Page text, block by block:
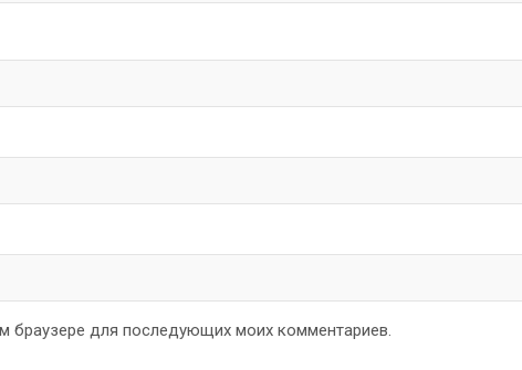
браузере для последующих моих комментариев.